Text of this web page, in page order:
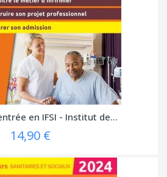
en IFSI - Institut de...
14,90 €